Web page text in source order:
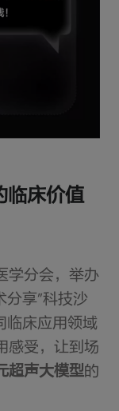
临床价值
学分会，举办
分享”科技沙
临床应用领域
感受，让到场
超声大模型的